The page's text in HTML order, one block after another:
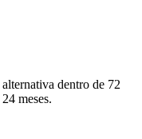
dentro de 72
meses.